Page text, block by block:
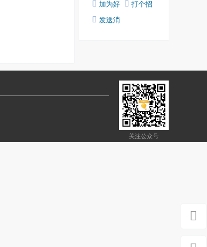
加为好
友
打个招
发送消
关注公众号